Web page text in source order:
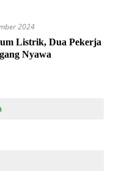
2024
Listrik, Dua Pekerja
Nyawa